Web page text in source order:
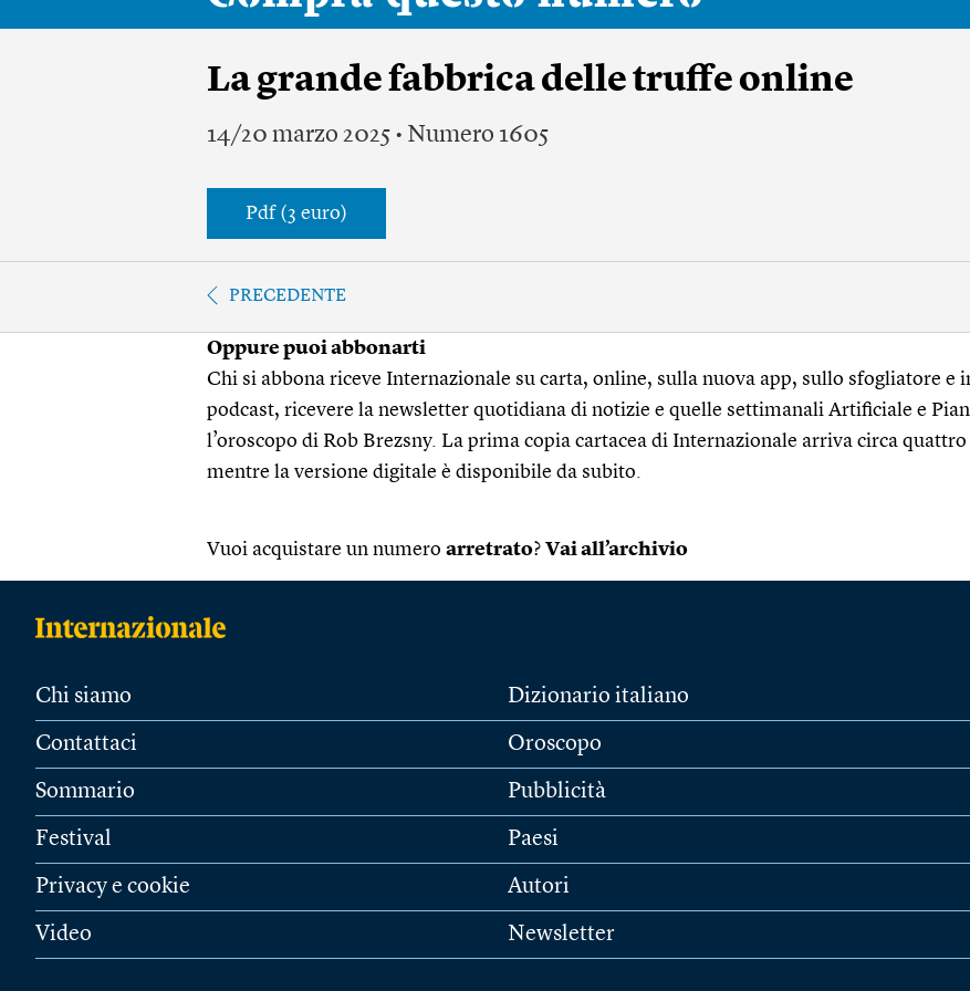
La grande fabbrica delle truffe online
14/20 marzo 2025 • Numero 1605
Pdf (3 euro)
PRECEDENTE
Oppure puoi abbonarti
Chi si abbona riceve Internazionale su carta, online, sulla nuova app, sullo sfogliatore
podcast, ricevere la newsletter quotidiana di notizie e quelle settimanali Artificiale e
l’oroscopo di Rob Brezsny. La prima copia cartacea di Internazionale arriva circa
mentre la versione digitale è disponibile da subito.
Vuoi acquistare un numero arretrato? Vai all’archivio
Chi siamo
Contattaci
Sommario
Festival
Privacy e cookie
Video
Dizionario italiano
Oroscopo
Pubblicità
Paesi
Autori
Newsletter